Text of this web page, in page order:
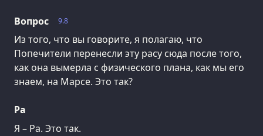
9.8
Вопрос
Из того, что вы говорите, я полагаю, что
Попечители перенесли эту расу сюда после того,
как она вымерла с физического плана, как мы его
знаем, на Марсе. Это так?
Ра
Я – Ра. Это так.